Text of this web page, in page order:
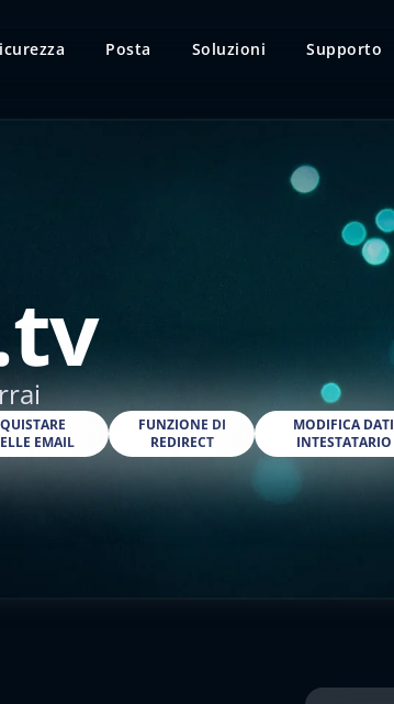
Posta Soluzioni Supporto
EMAIL
FUNZIONE DI
REDIRECT
MODIFICA DATI
INTESTATARIO